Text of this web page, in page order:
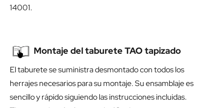
14001.
Montaje del taburete TAO tapizado
El taburete se suministra desmontado con todos los
herrajes necesarios para su montaje. Su ensamblaje es
sencillo y rápido siguiendo las instrucciones incluidas.